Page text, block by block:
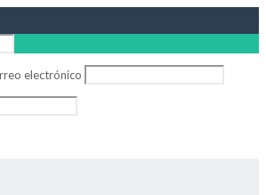
electrónico